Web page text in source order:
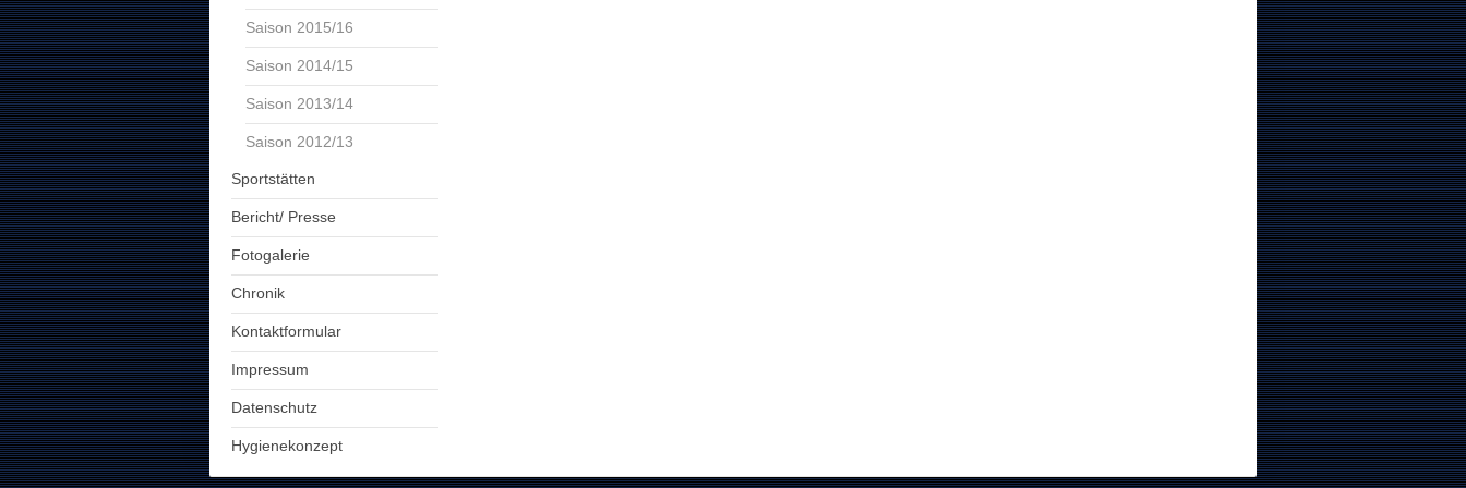
Saison 2015/16
Saison 2014/15
Saison 2013/14
Saison 2012/13
Sportstätten
Bericht/ Presse
Fotogalerie
Chronik
Kontaktformular
Impressum
Datenschutz
Hygienekonzept